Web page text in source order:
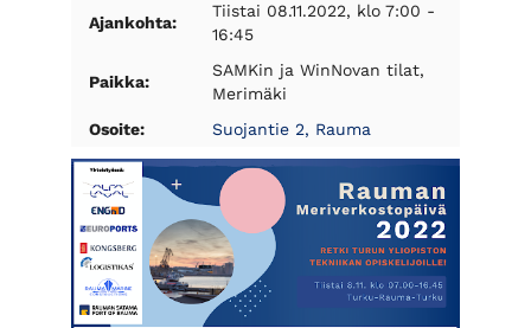
Ajankohta:
Tiistai 08.11.2022, klo 7:00 -
16:45
Paikka:
SAMKin ja WinNovan tilat,
Merimäki
Osoite:
Suojantie 2, Rauma